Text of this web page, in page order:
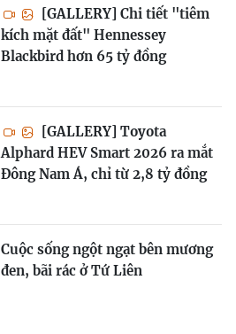
[GALLERY] Chi tiết "tiêm
kích mặt đất" Hennessey
Blackbird hơn 65 tỷ đồng
[GALLERY] Toyota
Alphard HEV Smart 2026 ra mắt
Đông Nam Á, chỉ từ 2,8 tỷ đồng
Cuộc sống ngột ngạt bên mương
đen, bãi rác ở Tứ Liên